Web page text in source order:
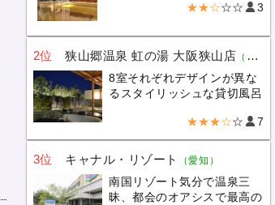
★★☆☆☆ 3
2位 狭山郷温泉 虹の湯 大阪狭山店 （大阪）
8室それぞれデザインが異な
るスタイリッシュな貸切風呂
★★★☆☆ 7
3位 キャナル・リゾート （愛知）
南国リゾート気分で温泉三
昧、都会のオアシスで最高の